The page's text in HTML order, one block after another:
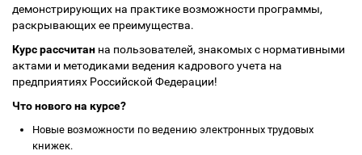
демонстрирующих на практике возможности программы,
раскрывающих ее преимущества.
Курс рассчитан на пользователей, знакомых с нормативными
актами и методиками ведения кадрового учета на
предприятиях Российской Федерации!
Что нового на курсе?
Новые возможности по ведению электронных трудовых
книжек.